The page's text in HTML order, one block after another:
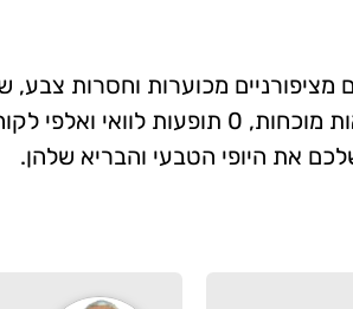
מכוערות וחסרות צבע,
לשקול את הטיפול בלייזר של קליניקת כרמל. עם תוצאות
את היופי הטבעי והבריא שלהן.